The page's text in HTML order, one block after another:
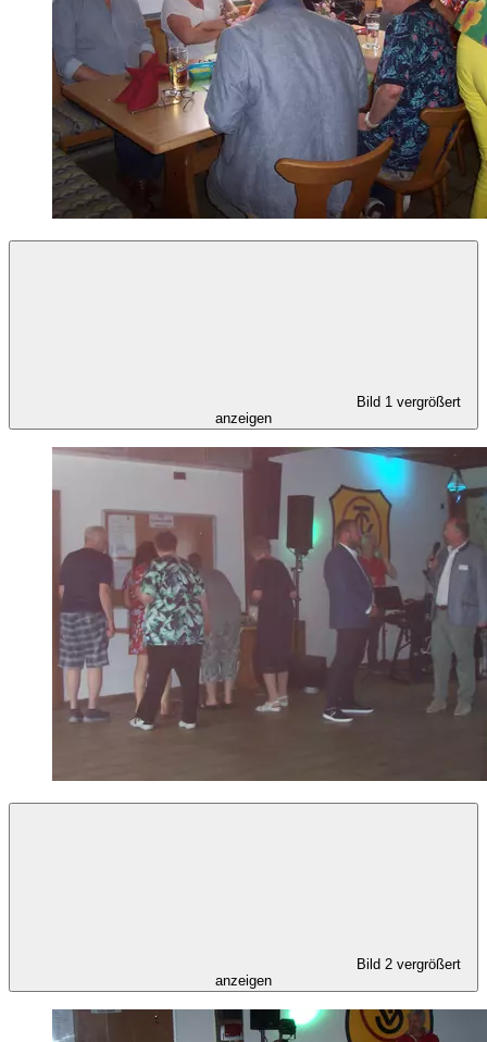
Bild 1 vergrößert
anzeigen
Bild 2 vergrößert
anzeigen